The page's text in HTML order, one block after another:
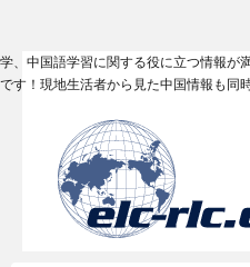
、中国語学習に関する役に立つ情報が
す！現地生活者から見た中国情報も同